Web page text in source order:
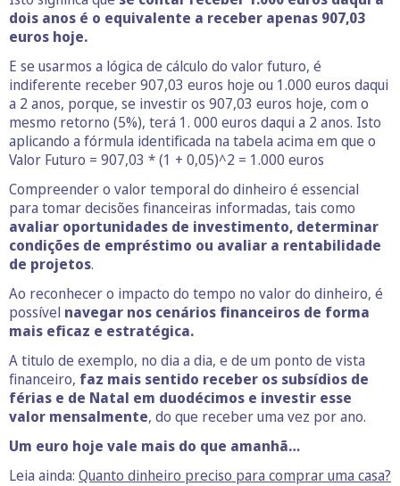
dois anos é o equivalente a receber apenas 907,03
euros hoje.
E se usarmos a lógica de cálculo do valor futuro, é
indiferente receber 907,03 euros hoje ou 1.000 euros daqui
a 2 anos, porque, se investir os 907,03 euros hoje, com o
mesmo retorno (5%), terá 1. 000 euros daqui a 2 anos. Isto
aplicando a fórmula identificada na tabela acima em que o
Valor Futuro = 907,03 * (1 + 0,05)^2 = 1.000 euros
Compreender o valor temporal do dinheiro é essencial
para tomar decisões financeiras informadas, tais como
avaliar oportunidades de investimento, determinar
condições de empréstimo ou avaliar a rentabilidade
de projetos.
Ao reconhecer o impacto do tempo no valor do dinheiro, é
possível navegar nos cenários financeiros de forma
mais eficaz e estratégica.
A titulo de exemplo, no dia a dia, e de um ponto de vista
financeiro, faz mais sentido receber os subsídios de
férias e de Natal em duodécimos e investir esse
valor mensalmente, do que receber uma vez por ano.
Um euro hoje vale mais do que amanhã…
Leia ainda: Quanto dinheiro preciso para comprar uma casa?